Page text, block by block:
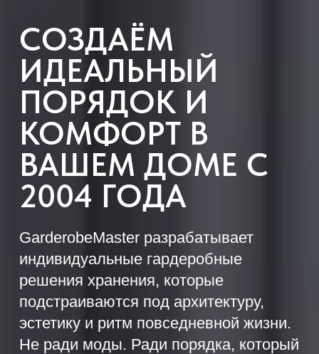
СОЗДАЁМ
ИДЕАЛЬНЫЙ
ПОРЯДОК И
КОМФОРТ В
ВАШЕМ ДОМЕ С
2004 ГОДА
GarderobeMaster разрабатывает
индивидуальные гардеробные
решения хранения, которые
подстраиваются под архитектуру,
эстетику и ритм повседневной жизни.
Не ради моды. Ради порядка, который